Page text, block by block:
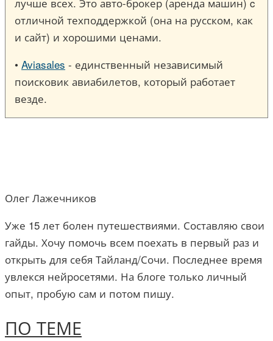
отличной техподдержкой (она на русском, как
и сайт) и хорошими ценами.
• Aviasales - единственный независимый
поисковик авиабилетов, который работает
везде.
Олег Лажечников
Уже 15 лет болен путешествиями. Составляю свои
гайды. Хочу помочь всем поехать в первый раз и
открыть для себя Тайланд/Сочи. Последнее время
увлекся нейросетями. На блоге только личный
опыт, пробую сам и потом пишу.
ПО ТЕМЕ